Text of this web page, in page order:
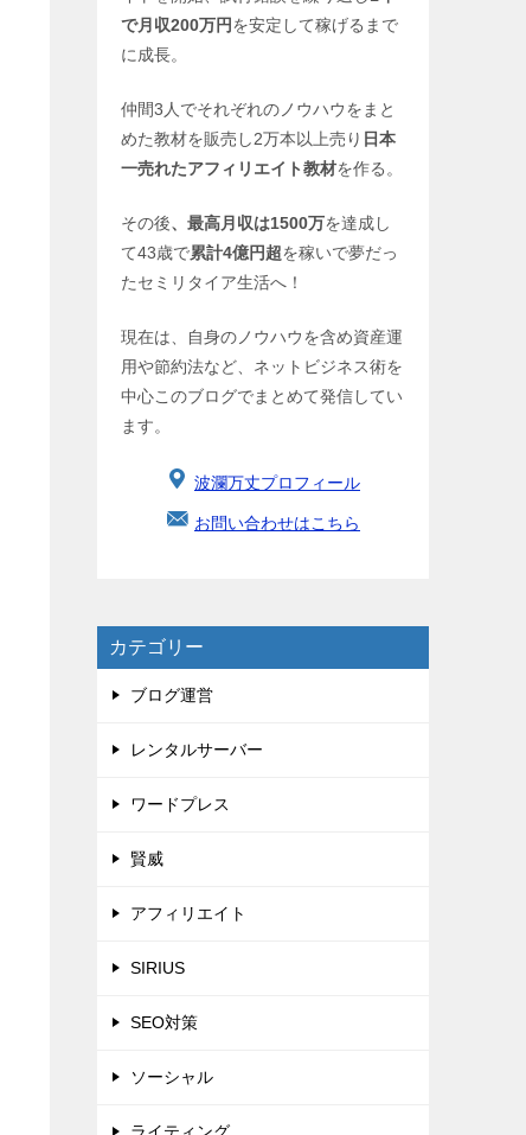
で月収200万円を安定して稼げるまで
に成長。
仲間3人でそれぞれのノウハウをまと
めた教材を販売し2万本以上売り 日本
一売れたアフィリエイト教材を作る。
その後、最高月収は1500万を達成し
て43歳で累計4億円超を稼いで夢だっ
たセミリタイア生活へ！
現在は、自身のノウハウを含め資産運
用や節約法など、ネットビジネス術を
中心このブログでまとめて発信してい
ます。
波瀾万丈プロフィール
お問い合わせはこちら
カテゴリー
ブログ運営
レンタルサーバー
ワードプレス
賢威
アフィリエイト
SIRIUS
SEO対策
ソーシャル